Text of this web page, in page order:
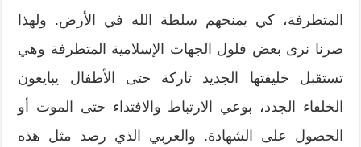
المتطرفة، كي يمنحهم سلطة الله في الأرض. ولهذا
صرنا نرى بعض فلول الجهات الإسلامية المتطرفة وهي
تستقبل خليفتها الجديد تاركة حتى الأطفال يبايعون
الخلفاء الجدد، بوعي الارتباط والافتداء حتى الموت أو
الحصول على الشهادة. والعربي الذي رصد مثل هذه